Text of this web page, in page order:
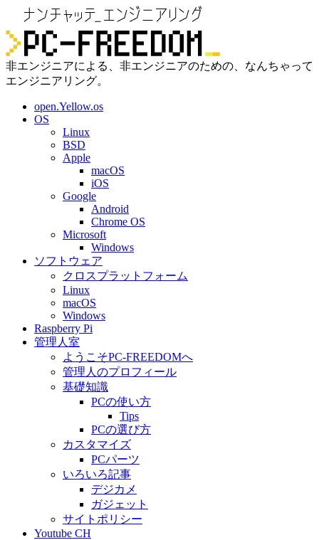
非エンジニアによる、非エンジニアのための、なんちゃって
エンジニアリング。
open.Yellow.os
OS
Linux
BSD
Apple
macOS
iOS
Google
Android
Chrome OS
Microsoft
Windows
ソフトウェア
クロスプラットフォーム
Linux
macOS
Windows
Raspberry Pi
管理人室
ようこそPC-FREEDOMへ
管理人のプロフィール
基礎知識
PCの使い方
Tips
PCの選び方
カスタマイズ
PCパーツ
いろいろ記事
デジカメ
ガジェット
サイトポリシー
Youtube CH